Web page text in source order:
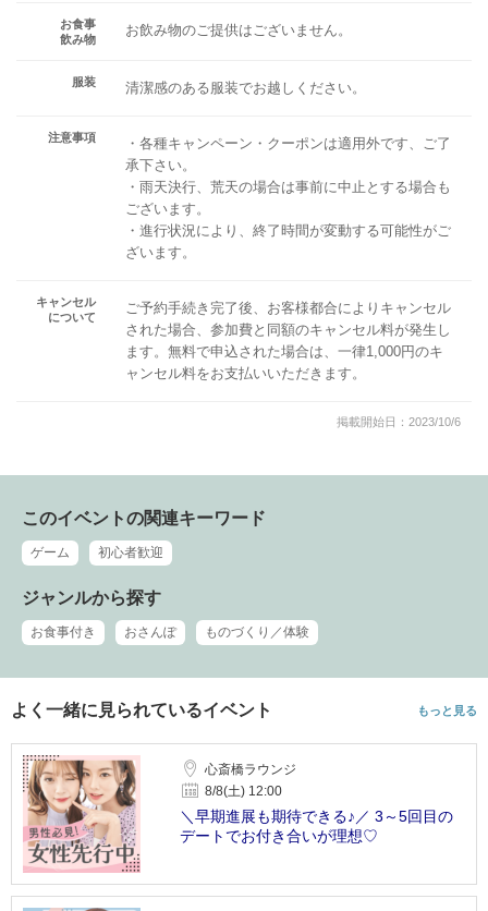
お食事
飲み物
お飲み物のご提供はございません。
服装 清潔感のある服装でお越しください。
注意事項
・各種キャンペーン・クーポンは適用外です、ご了
承下さい。
・雨天決行、荒天の場合は事前に中止とする場合も
ございます。
・進行状況により、終了時間が変動する可能性がご
ざいます。
キャンセル
について
ご予約手続き完了後、お客様都合によりキャンセル
された場合、参加費と同額のキャンセル料が発生し
ます。無料で申込された場合は、一律1,000円のキ
ャンセル料をお支払いいただきます。
掲載開始日：2023/10/6
このイベントの関連キーワード
ゲーム 初心者歓迎
ジャンルから探す
お食事付き おさんぽ ものづくり／体験
よく一緒に見られているイベント もっと見る
心斎橋ラウンジ
8/8(土) 12:00
＼早期進展も期待できる♪／ 3～5回目の
デートでお付き合いが理想♡